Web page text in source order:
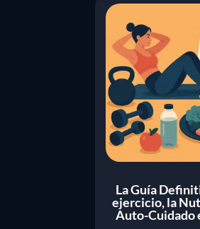
La Guía
ejercicio, la
Auto-Cuidado